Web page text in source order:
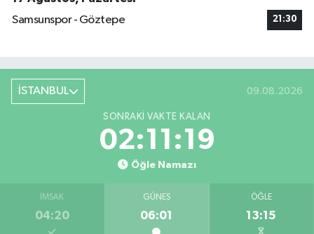
Samsunspor - Göztepe
21:30
İSTANBUL 09.08.2026
SONRAKI VAKTE KALAN
02:11:18
Öğle Namazı
İMSAK
04:20
GÜNEŞ
06:01
ÖĞLE
13:15